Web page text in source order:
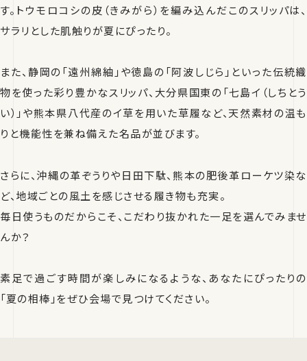
す。トウモロコシの皮（きみがら）を編み込んだこのスリッパは、
サラリとした肌触りが夏にぴったり。
また、静岡の「遠州綿紬」や徳島の「阿波しじら」といった伝統織
物を使った彩り豊かなスリッパ、大分県国東の「七島イ（しちとう
い）」や熊本県八代産のイ草を用いた草履など、天然素材の温も
りと機能性を兼ね備えた名品が並びます。
さらに、沖縄の革ぞうりや日田下駄、熊本の肥後革ローケツ染な
ど、地域ごとの風土を感じさせる履き物も充実。
毎日使うものだからこそ、こだわり抜かれた一足を選んでみませ
んか？
素足で過ごす時間が楽しみになるような、あなたにぴったりの
「夏の相棒」をぜひ会場で見つけてください。